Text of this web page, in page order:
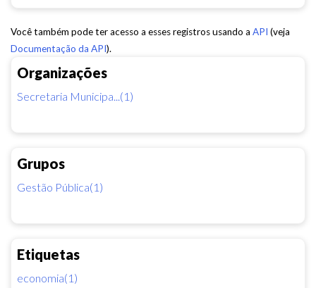
Organizações
Secretaria Municipa...(1)
Grupos
Gestão Pública(1)
Etiquetas
economia(1)
Você também pode ter acesso a esses registros usando a API (veja
Documentação da API).